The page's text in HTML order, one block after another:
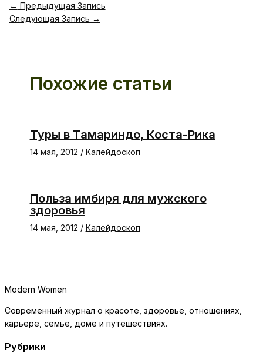
← Предыдущая Запись
Следующая Запись →
Похожие статьи
Туры в Тамариндо, Коста-Рика
14 мая, 2012 / Калейдоскоп
Польза имбиря для мужского
здоровья
14 мая, 2012 / Калейдоскоп
Modern Women
Современный журнал о красоте, здоровье, отношениях,
карьере, семье, доме и путешествиях.
Рубрики